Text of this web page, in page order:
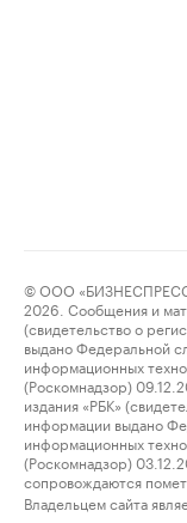
© ООО
2026. Сообщения и
(свидетельство о
выдано Федеральной
информационных
(Роскомнадзор)
издания «РБК»
информации выдано
информационных
(Роскомнадзор)
сопровождаются
Владельцем сайта